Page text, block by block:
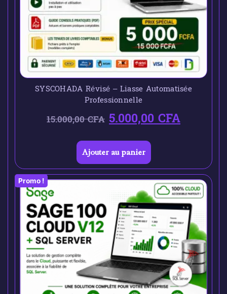
SYSCOHADA Révisé – Liasse Automatisée
Professionnelle
15.000,00CFA 5.000,00CFA
Ajouter au panier
Promo !